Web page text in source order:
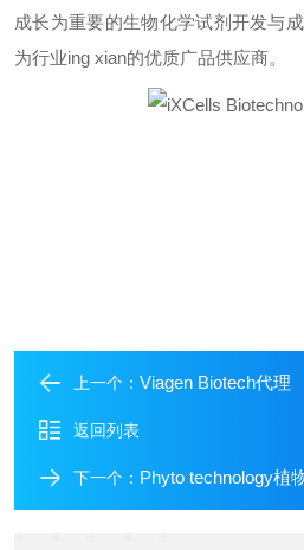
成长为重要的生物化学试剂开发与
为行业ing xian的优质广品供应商。
上一个： Viagen Biotech代理
返回列表
下一个： Phyto technology植